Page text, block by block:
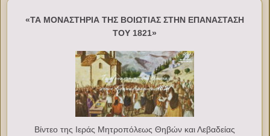
«ΤΑ ΜΟΝΑΣΤΗΡΙΑ ΤΗΣ ΒΟΙΩΤΙΑΣ ΣΤΗΝ ΕΠΑΝΑΣΤΑΣΗ
ΤΟΥ 1821»
Βίντεο της Ιεράς Μητροπόλεως Θηβών και Λεβαδείας